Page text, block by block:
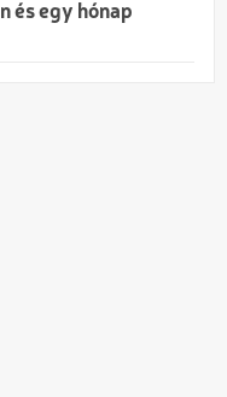
és egy hónap